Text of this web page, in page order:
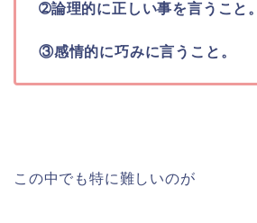
➁論理的に正しい事を言うこと。
③感情的に巧みに言うこと。
この中でも特に難しいのが